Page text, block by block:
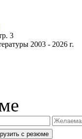
3
2003 - 2026 г.